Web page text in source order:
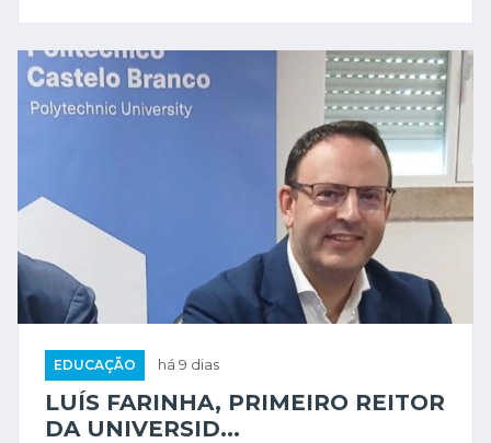
EDUCAÇÃO há 9 dias
LUÍS FARINHA, PRIMEIRO REITOR
DA UNIVERSID...